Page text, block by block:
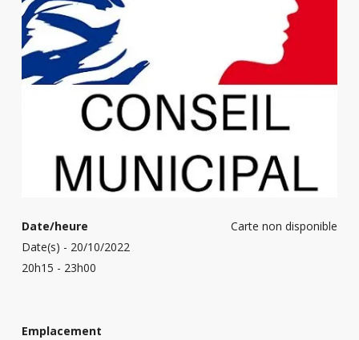
Carte non disponible
Date/heure
Date(s) - 20/10/2022
20h15 - 23h00
Emplacement